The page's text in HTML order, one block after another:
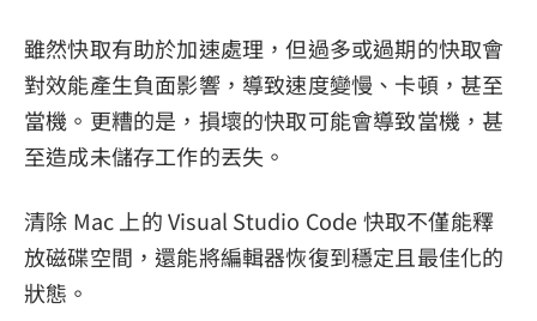
雖然快取有助於加速處理，但過多或過期的快取會
對效能產生負面影響，導致速度變慢、卡頓，甚至
當機。更糟的是，損壞的快取可能會導致當機，甚
至造成未儲存工作的丟失。
清除 Mac 上的 Visual Studio Code 快取不僅能釋
放磁碟空間，還能將編輯器恢復到穩定且最佳化的
狀態。